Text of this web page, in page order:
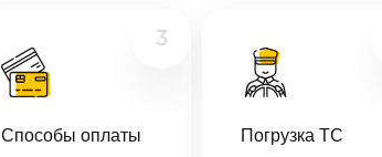
3
Способы оплаты Погрузка ТС